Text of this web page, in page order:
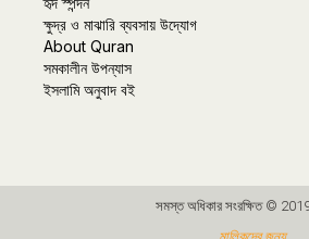
ক্ষুদ্র ও মাঝারি ব্যবসায় উদ্যোগ
About Quran
সমকালীন উপন্যাস
ইসলামি অনুবাদ বই
সমস্ত অধিকার সংরক্ষিত ©